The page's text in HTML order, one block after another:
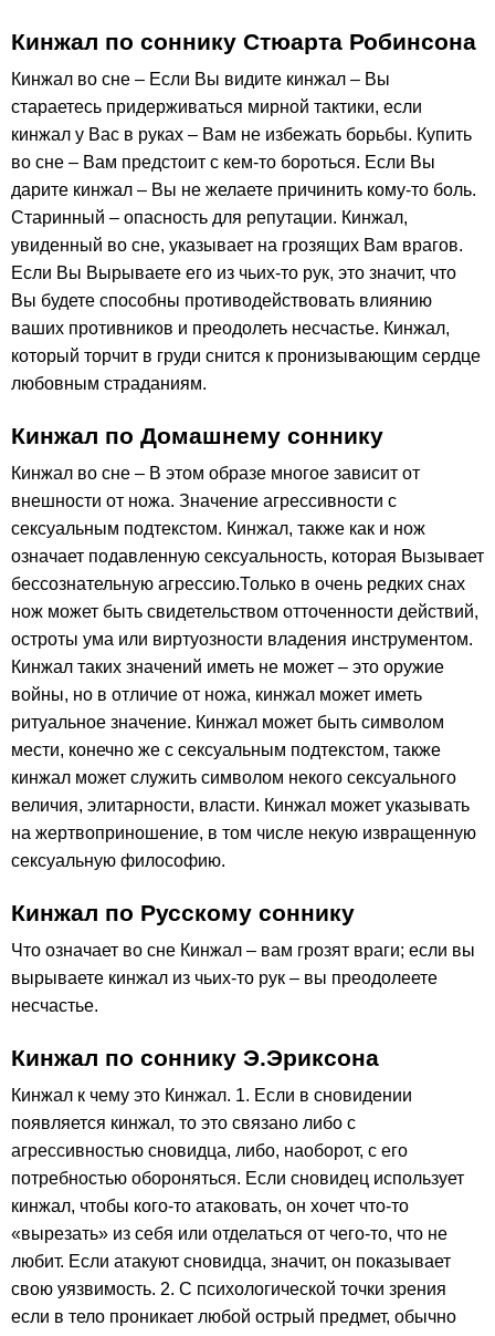
Кинжал по соннику Стюарта Робинсона
Кинжал во сне – Если Вы видите кинжал – Вы
стараетесь придерживаться мирной тактики, если
кинжал у Вас в руках – Вам не избежать борьбы. Купить
во сне – Вам предстоит с кем-то бороться. Если Вы
дарите кинжал – Вы не желаете причинить кому-то боль.
Старинный – опасность для репутации. Кинжал,
увиденный во сне, указывает на грозящих Вам врагов.
Если Вы Вырываете его из чьих-то рук, это значит, что
Вы будете способны противодействовать влиянию
ваших противников и преодолеть несчастье. Кинжал,
который торчит в груди снится к пронизывающим сердце
любовным страданиям.
Кинжал по Домашнему соннику
Кинжал во сне – В этом образе многое зависит от
внешности от ножа. Значение агрессивности с
сексуальным подтекстом. Кинжал, также как и нож
означает подавленную сексуальность, которая Вызывает
бессознательную агрессию.Только в очень редких снах
нож может быть свидетельством отточенности действий,
остроты ума или виртуозности владения инструментом.
Кинжал таких значений иметь не может – это оружие
войны, но в отличие от ножа, кинжал может иметь
ритуальное значение. Кинжал может быть символом
мести, конечно же с сексуальным подтекстом, также
кинжал может служить символом некого сексуального
величия, элитарности, власти. Кинжал может указывать
на жертвоприношение, в том числе некую извращенную
сексуальную философию.
Кинжал по Русскому соннику
Что означает во сне Кинжал – вам грозят враги; если вы
вырываете кинжал из чьих-то рук – вы преодолеете
несчастье.
Кинжал по соннику Э.Эриксона
Кинжал к чему это Кинжал. 1. Если в сновидении
появляется кинжал, то это связано либо с
агрессивностью сновидца, либо, наоборот, с его
потребностью обороняться. Если сновидец использует
кинжал, чтобы кого-то атаковать, он хочет что-то
«вырезать» из себя или отделаться от чего-то, что не
любит. Если атакуют сновидца, значит, он показывает
свою уязвимость. 2. С психологической точки зрения
если в тело проникает любой острый предмет, обычно